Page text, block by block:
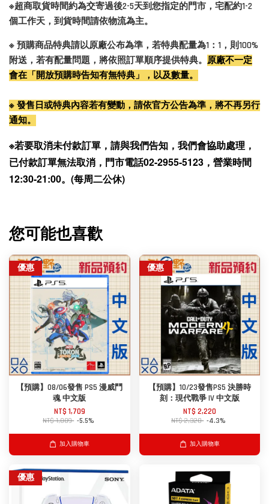
※超商取貨時間約為交寄過後2-5天到您指定的門市，宅配約1-2
個工作天，到貨時間請依物流為主。
※ 預購商品特典請以原廠公布為準，若特典配量為1：1，則100%
附送，若有配量問題，將依照訂單順序提供特典。 原廠不一定
會在「開放預購時告知有無特典」，以及數量。
※ 發售日或特典內容若有變動，請依官方公告為準，將不再另行
通知。
※若要取消未付款訂單，請與我們告知，我們會協助處理，
已付款訂單無法取消，門市電話02-2955-5123，營業時間
12:30-21:00。(每周二公休)
您可能也喜歡
優惠
【預購】08/06發售 PS5 漫威鬥
魂 中文版
NT$ 1,709
NT$ 1,809 -5.5%
加入購物車
優惠
【預購】10/23發售PS5 決勝時
刻：現代戰爭 IV 中文版
NT$ 2,220
NT$ 2,320 -4.3%
加入購物車
優惠